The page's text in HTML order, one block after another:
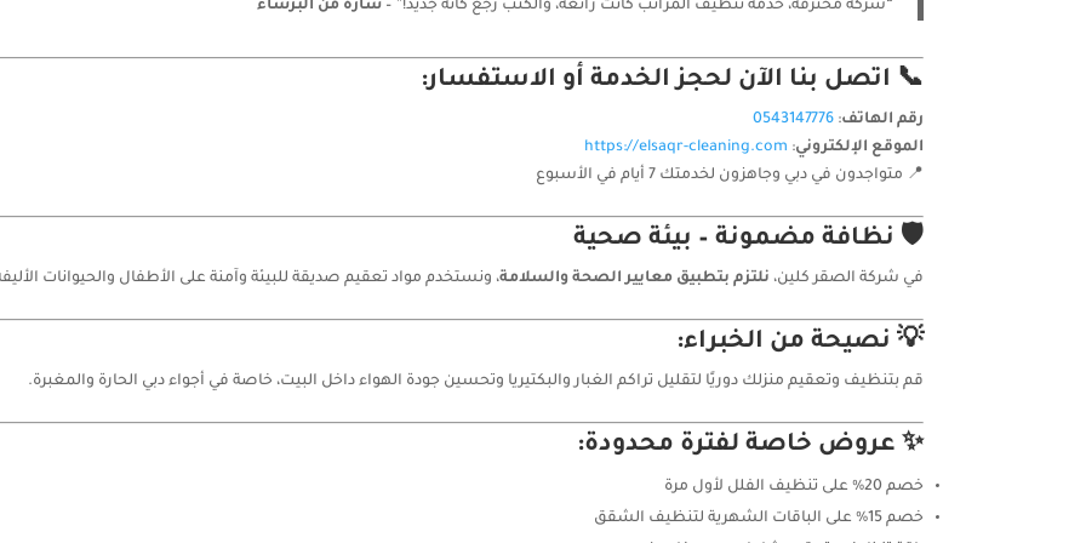
“شركة محترفة، خدمة تنظيف المراتب كانت رائعة، والكنب رجع كأنه جديد!” –سارة من البرشاء
📞 اتصل بنا الآن لحجز الخدمة أو الاستفسار:
رقم الهاتف:
0543147776
الموقع الإلكتروني:
https://elsaqr-cleaning.com
📍 متواجدون في دبي وجاهزون لخدمتك 7 أيام في الأسبوع
🛡️ نظافة مضمونة – بيئة صحية
في شركة الصقر كلين، نلتزم بتطبيق معايير الصحة والسلامة، ونستخدم مواد تعقيم صديقة للبيئة وآمنة على الأطفال والحيوانات
💡 نصيحة من الخبراء:
قم بتنظيف وتعقيم منزلك دوريًا لتقليل تراكم الغبار والبكتيريا وتحسين جودة الهواء داخل البيت، خاصة في أجواء دبي الحارة والمغبرة.
✨ عروض خاصة لفترة محدودة:
خصم 20% على تنظيف الفلل لأول مرة
خصم 15% على الباقات الشهرية لتنظيف الشقق